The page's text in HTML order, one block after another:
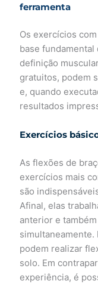
ferramenta
Os exercícios
base
definição
gratuitos, podem
e, quando
resultados
Exercícios
As flexões de
exercícios mais
são
Afinal, elas
anterior e
simultaneamente.
podem realizar
solo. Em
experiência, é